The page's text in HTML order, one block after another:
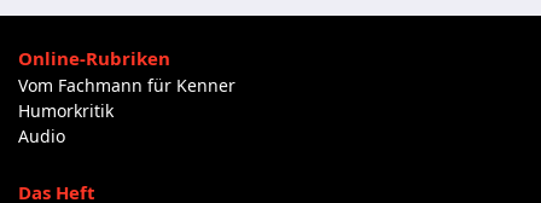
Online-Rubriken
Vom Fachmann für Kenner
Humorkritik
Audio
Das Heft